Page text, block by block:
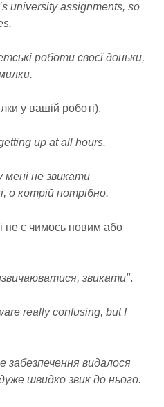
university assignments, so
роботи своєї доньки,
у вашій роботі).
up at all hours.
не звикати
о котрій потрібно.
не є чимось новим або
звикати".
really confusing, but I
забезпечення видалося
швидко звик до нього.